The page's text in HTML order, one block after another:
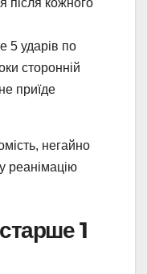
після кожного
5 ударів по
сторонній
приїде
негайно
реанімацію
1